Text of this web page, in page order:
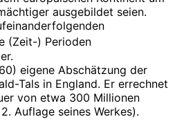
ausgebildet seien.
(Zeit-) Perioden
eigene Abschätzung der
Tals in England. Er errechnet
von etwa 300 Millionen
Auflage seines Werkes).